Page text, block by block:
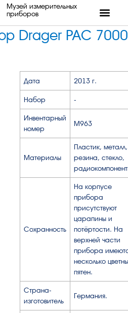
Музей измерительных
приборов
Drager PAC 7000
Дата 2013 г.
Набор -
Инвентарный
номер
М963
Материалы
Пластик, металл,
резина, стекло,
Сохранность
На корпусе
прибора
присутствуют
царапины и
потёртости. На
верхней части
прибора
несколько
пятен.
Страна-
изготовитель
Германия.